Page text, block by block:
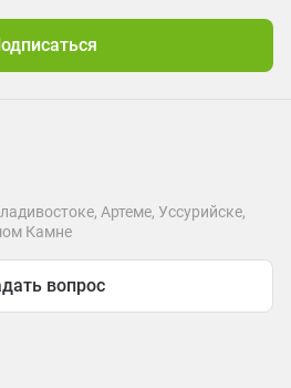
Артеме, Уссурийске,
Камне
вопрос